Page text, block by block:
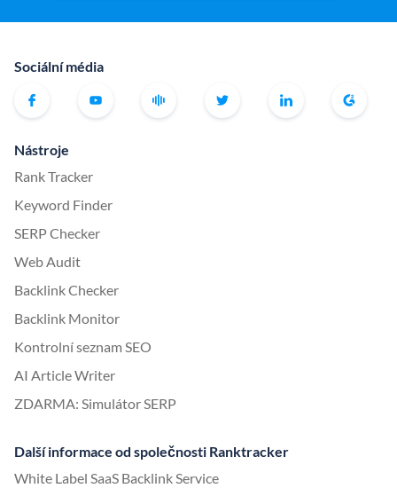
Sociální média
Nástroje
Rank Tracker
Keyword Finder
SERP Checker
Web Audit
Backlink Checker
Backlink Monitor
Kontrolní seznam SEO
AI Article Writer
ZDARMA: Simulátor SERP
Další informace od společnosti Ranktracker
White Label SaaS Backlink Service